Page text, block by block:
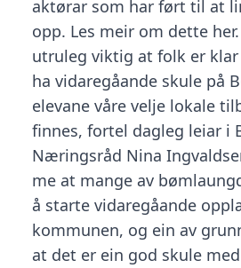
aktørar som har ført til at
opp. Les meir om dette her
utruleg viktig at folk er klar
ha vidaregåande skule på
elevane våre velje lokale
finnes, fortel dagleg leiar i
Næringsråd Nina
me at mange av
å starte vidaregåande
kommunen, og ein av
at det er ein god skule